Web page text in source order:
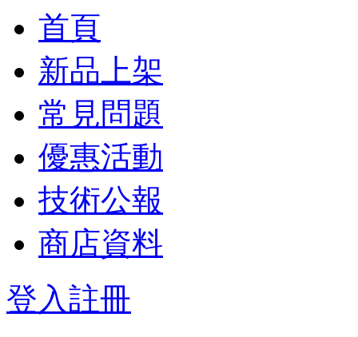
首頁
新品上架
常見問題
優惠活動
技術公報
商店資料
登入註冊